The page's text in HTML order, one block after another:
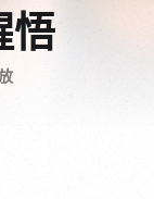
悟